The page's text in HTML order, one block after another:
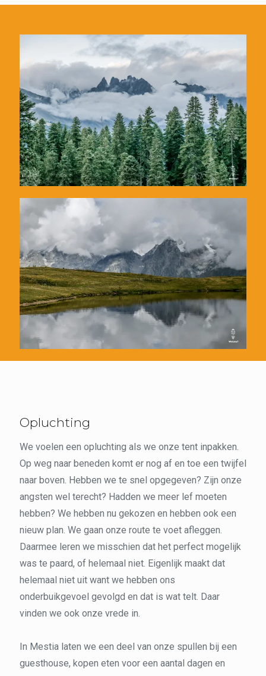
Opluchting
We voelen een opluchting als we onze tent inpakken.
Op weg naar beneden komt er nog af en toe een twijfel
naar boven. Hebben we te snel opgegeven? Zijn onze
angsten wel terecht? Hadden we meer lef moeten
hebben? We hebben nu gekozen en hebben ook een
nieuw plan. We gaan onze route te voet afleggen.
Daarmee leren we misschien dat het perfect mogelijk
was te paard, of helemaal niet. Eigenlijk maakt dat
helemaal niet uit want we hebben ons
onderbuikgevoel gevolgd en dat is wat telt. Daar
vinden we ook onze vrede in.
In Mestia laten we een deel van onze spullen bij een
guesthouse, kopen eten voor een aantal dagen en